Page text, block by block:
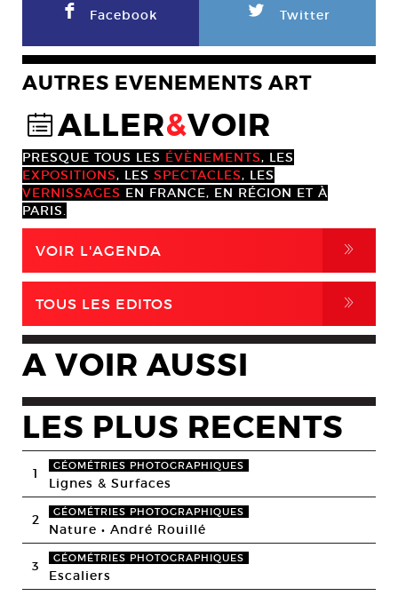
F Facebook L Twitter
AUTRES EVENEMENTS ART
@ALLER&VOIR
PRESQUE TOUS LES ÉVÈNEMENTS, LES
EXPOSITIONS, LES SPECTACLES, LES
VERNISSAGES EN FRANCE, EN RÉGION ET À
PARIS.
VOIR L'AGENDA ,
TOUS LES EDITOS ,
A VOIR AUSSI
LES PLUS RECENTS
1 GÉOMÉTRIES PHOTOGRAPHIQUES
Lignes & Surfaces
2 GÉOMÉTRIES PHOTOGRAPHIQUES
Nature • André Rouillé
3 GÉOMÉTRIES PHOTOGRAPHIQUES
Escaliers